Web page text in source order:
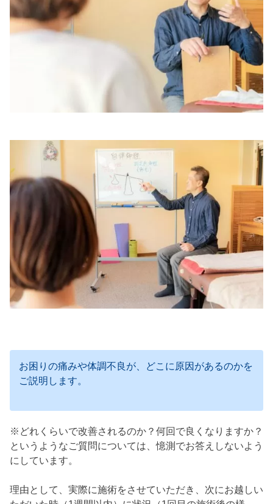
お困りの痛みや体調不良が、どこに原因があるのかを
ご説明します。
※どれくらいで改善されるのか？何回で良くなりますか？
というようなご質問については、憶測でお答えしないよう
にしています。
理由として、実際に施術をさせていただき、次にお越しい